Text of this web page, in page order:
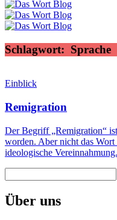
Schlagwort: Sprache
Einblick
Remigration
Der Begriff „Remigration“
worden. Aber nicht das Wort
ideologische Vereinnahmung.
nach:
Über uns